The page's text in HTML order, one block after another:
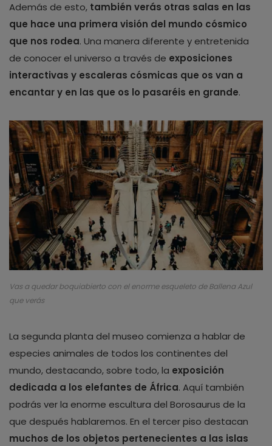
Además de esto, también verás otras salas en las
que hace una primera visión del mundo cósmico
que nos rodea. Una manera diferente y entretenida
de conocer el universo a través de exposiciones
interactivas y escaleras cósmicas que os van a
encantar y en las que os lo pasaréis en grande.
Vas a quedar boquiabierto con el enorme esqueleto de Ballena Azul
que verás
La segunda planta del museo comienza a hablar de
especies animales de todos los continentes del
mundo, destacando, sobre todo, la exposición
dedicada a los elefantes de África. Aquí también
podrás ver la enorme escultura del Borosaurus de la
que después hablaremos. En el tercer piso destacan
muchos de los objetos pertenecientes a las islas